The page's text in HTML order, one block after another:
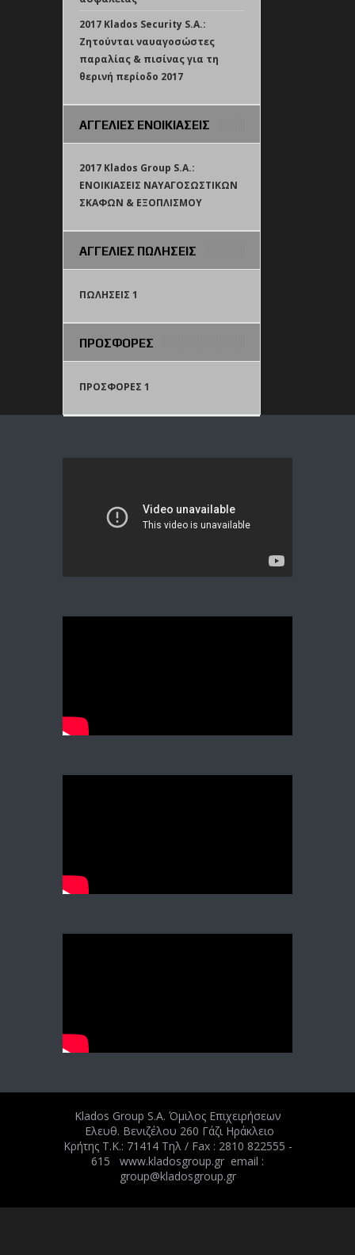
2017 Klados Security S.A.:
Ζητούνται ναυαγοσώστες
παραλίας & πισίνας για τη
θερινή περίοδο 2017
ΑΓΓΕΛΙΕΣ ΕΝΟΙΚΙΑΣΕΙΣ
2017 Klados Group S.A.:
ΕΝΟΙΚΙΑΣΕΙΣ ΝΑΥΑΓΟΣΩΣΤΙΚΩΝ
ΣΚΑΦΩΝ & ΕΞΟΠΛΙΣΜΟΥ
ΑΓΓΕΛΙΕΣ ΠΩΛΗΣΕΙΣ
ΠΩΛΗΣΕΙΣ 1
ΠΡΟΣΦΟΡΕΣ
ΠΡΟΣΦΟΡΕΣ 1
Klados Group S.A. Όμιλος Επιχειρήσεων
Ελευθ. Βενιζέλου 260 Γάζι Ηράκλειο
Κρήτης Τ.Κ.: 71414 Tηλ / Fax : 2810 822555 -
615 www.kladosgroup.gr email :
group@kladosgroup.gr